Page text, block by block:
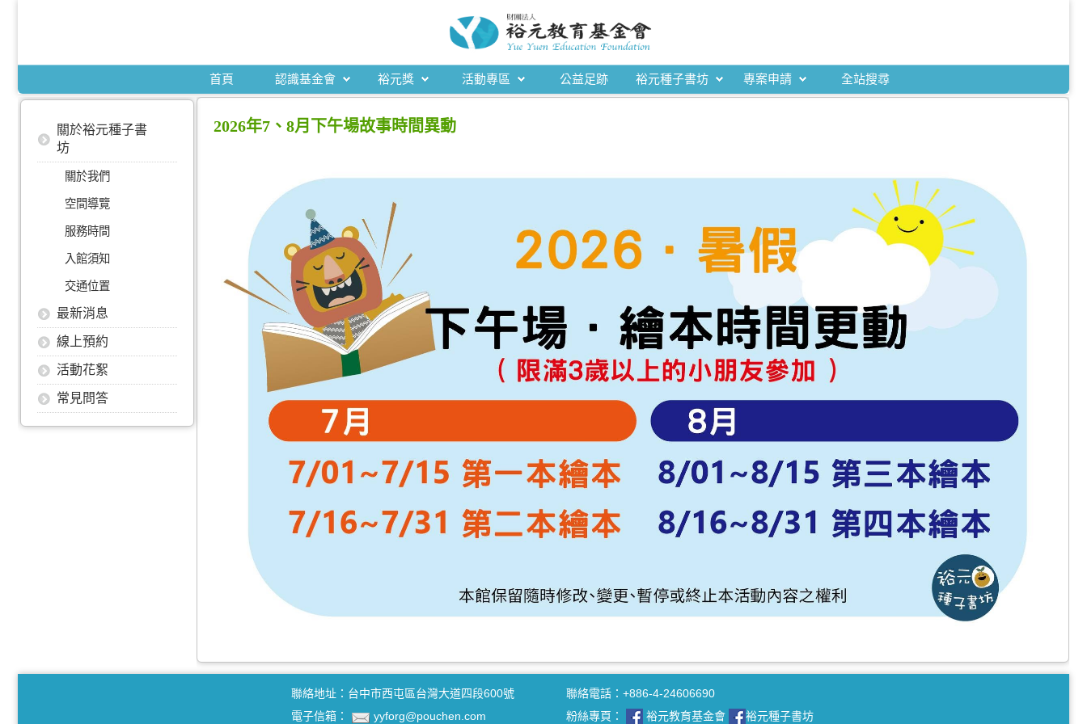
首頁 認識基金會 裕元獎 活動專區 公益足跡 裕元種子書坊 專案申請 全站搜尋
2026年7、8月下午場故事時間異動
關於裕元種子書
坊
關於我們
空間導覽
服務時間
入館須知
交通位置
最新消息
線上預約
活動花絮
常見問答
聯絡地址：台中市西屯區台灣大道四段600號
聯絡電話：+886-4-24606690
電子信箱：
yyforg@pouchen.com 粉絲專頁： 裕元教育基金會 裕元種子書坊